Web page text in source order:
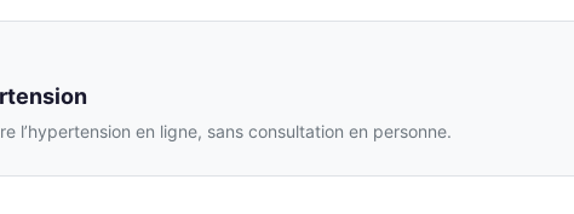
l’hypertension en ligne, sans consultation en personne.